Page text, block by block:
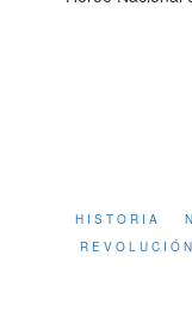
HISTORIA
REVOLUCIÓN